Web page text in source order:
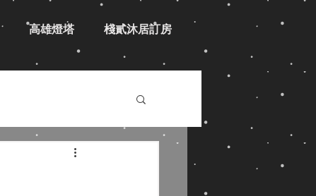
高雄燈塔 棧貳沐居訂房